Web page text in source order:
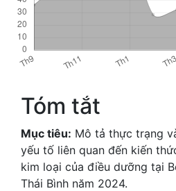
Tóm tắt
Mục tiêu: Mô tả thực trạng
yếu tố liên quan đến kiến
kim loại của điều dưỡng tại
Thái Bình năm 2024.